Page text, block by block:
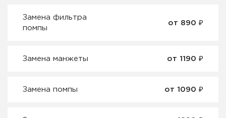
Замена фильтра
помпы
от 890 ₽
Замена манжеты от 1190 ₽
Замена помпы от 1090 ₽